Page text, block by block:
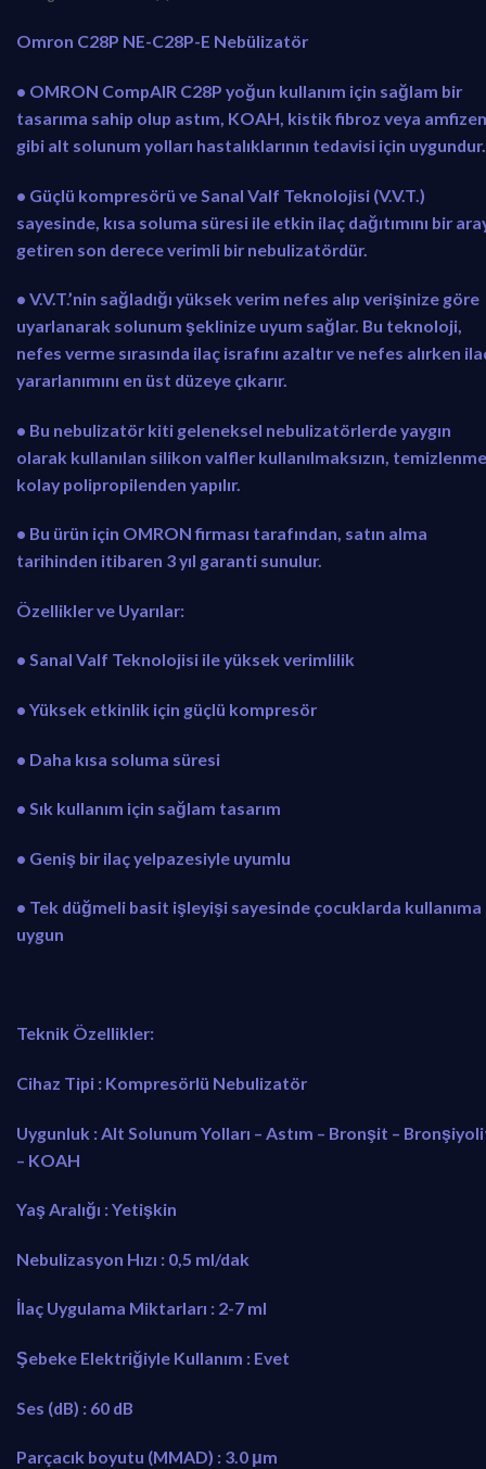
Omron C28P NE-C28P-E Nebülizatör
• OMRON CompAIR C28P yoğun kullanım için sağlam bir
tasarıma sahip olup astım, KOAH, kistik fibroz veya
gibi alt solunum yolları hastalıklarının tedavisi için uygundur.
• Güçlü kompresörü ve Sanal Valf Teknolojisi (V.V.T.)
sayesinde, kısa soluma süresi ile etkin ilaç dağıtımını bir
getiren son derece verimli bir nebulizatördür.
• V.V.T.’nin sağladığı yüksek verim nefes alıp verişinize göre
uyarlanarak solunum şeklinize uyum sağlar. Bu teknoloji,
nefes verme sırasında ilaç israfını azaltır ve nefes alırken
yararlanımını en üst düzeye çıkarır.
• Bu nebulizatör kiti geleneksel nebulizatörlerde yaygın
olarak kullanılan silikon valfler kullanılmaksızın,
kolay polipropilenden yapılır.
• Bu ürün için OMRON firması tarafından, satın alma
tarihinden itibaren 3 yıl garanti sunulur.
Özellikler ve Uyarılar:
• Sanal Valf Teknolojisi ile yüksek verimlilik
• Yüksek etkinlik için güçlü kompresör
• Daha kısa soluma süresi
• Sık kullanım için sağlam tasarım
• Geniş bir ilaç yelpazesiyle uyumlu
• Tek düğmeli basit işleyişi sayesinde çocuklarda kullanıma
uygun
Teknik Özellikler:
Cihaz Tipi : Kompresörlü Nebulizatör
Uygunluk : Alt Solunum Yolları – Astım – Bronşit –
– KOAH
Yaş Aralığı : Yetişkin
Nebulizasyon Hızı : 0,5 ml/dak
İlaç Uygulama Miktarları : 2-7 ml
Şebeke Elektriğiyle Kullanım : Evet
Ses (dB) : 60 dB
Parçacık boyutu (MMAD) : 3.0 μm